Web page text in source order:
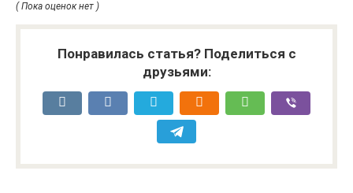
( Пока оценок нет )
Понравилась статья? Поделиться с
друзьями: